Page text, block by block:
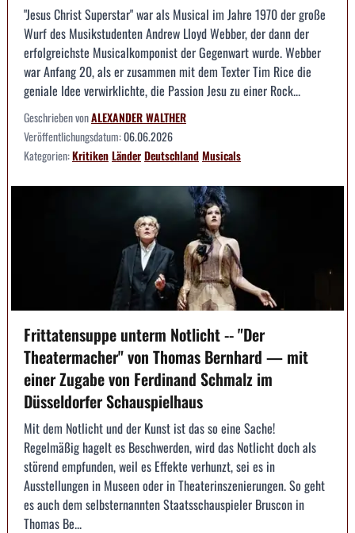
"Jesus Christ Superstar" war als Musical im Jahre 1970 der große
Wurf des Musikstudenten Andrew Lloyd Webber, der dann der
erfolgreichste Musicalkomponist der Gegenwart wurde. Webber
war Anfang 20, als er zusammen mit dem Texter Tim Rice die
geniale Idee verwirklichte, die Passion Jesu zu einer Rock...
Geschrieben vonALEXANDER WALTHER
Veröffentlichungsdatum:06.06.2026
Kategorien:KritikenLänderDeutschlandMusicals
Frittatensuppe unterm Notlicht -- "Der
Theatermacher" von Thomas Bernhard — mit
einer Zugabe von Ferdinand Schmalz im
Düsseldorfer Schauspielhaus
Mit dem Notlicht und der Kunst ist das so eine Sache!
Regelmäßig hagelt es Beschwerden, wird das Notlicht doch als
störend empfunden, weil es Effekte verhunzt, sei es in
Ausstellungen in Museen oder in Theaterinszenierungen. So geht
es auch dem selbsternannten Staatsschauspieler Bruscon in
Thomas Be...